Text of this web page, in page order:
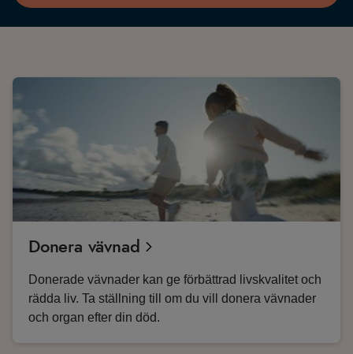
Donera vävnad
Donerade vävnader kan ge förbättrad livskvalitet och
rädda liv. Ta ställning till om du vill donera vävnader
och organ efter din död.